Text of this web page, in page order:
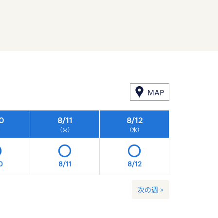
MAP
8/11
（火）
8/12
（水）
8/11 8/12
次の週 >